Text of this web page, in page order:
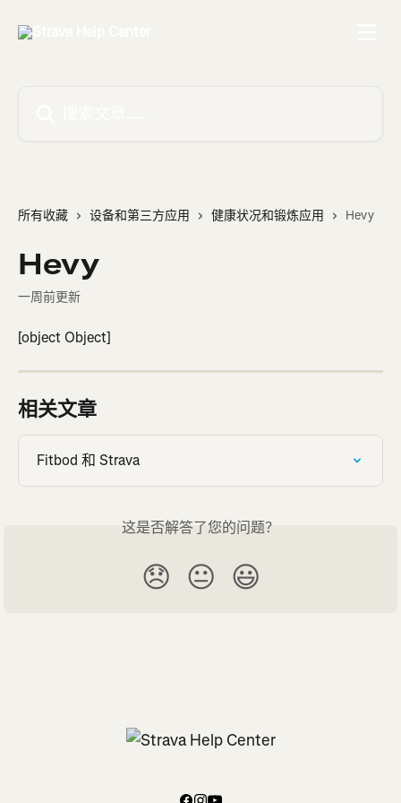
所有收藏 设备和第三方应用 健康状况和锻炼应用 Hevy
Hevy
一周前更新
[object Object]
相关文章
Fitbod 和 Strava
这是否解答了您的问题？
😞 😐 😃